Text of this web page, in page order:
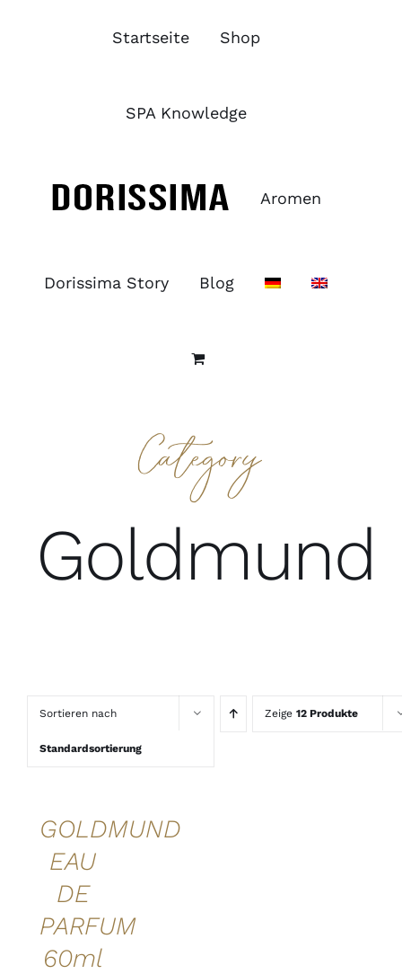
Startseite Shop
SPA Knowledge
Aromen
Dorissima Story Blog
Category
Goldmund
Sortieren nach
Standardsortierung
Zeige 12 Produkte
DEN
QUICK
VIEW
GOLDMUND
EAU
DE
PARFUM
60ml